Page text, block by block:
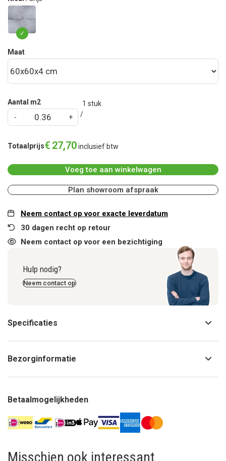
Maat
Aantal m2 1 stuk
Totaalprijs€ 27,70inclusief btw
Voeg toe aan winkelwagen
Plan showroom afspraak
Neem contact op voor exacte leverdatum
30 dagen recht op retour
Neem contact op voor een bezichtiging
Hulp nodig?
Neem contact op
Specificaties
Bezorginformatie
Betaalmogelijkheden
Misschien ook interessant